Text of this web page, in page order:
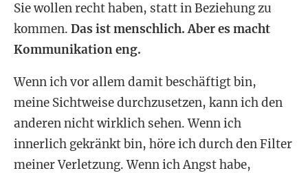
Sie wollen recht haben, statt in Beziehung zu
kommen. Das ist menschlich. Aber es macht
Kommunikation eng.
Wenn ich vor allem damit beschäftigt bin,
meine Sichtweise durchzusetzen, kann ich den
anderen nicht wirklich sehen. Wenn ich
innerlich gekränkt bin, höre ich durch den Filter
meiner Verletzung. Wenn ich Angst habe,